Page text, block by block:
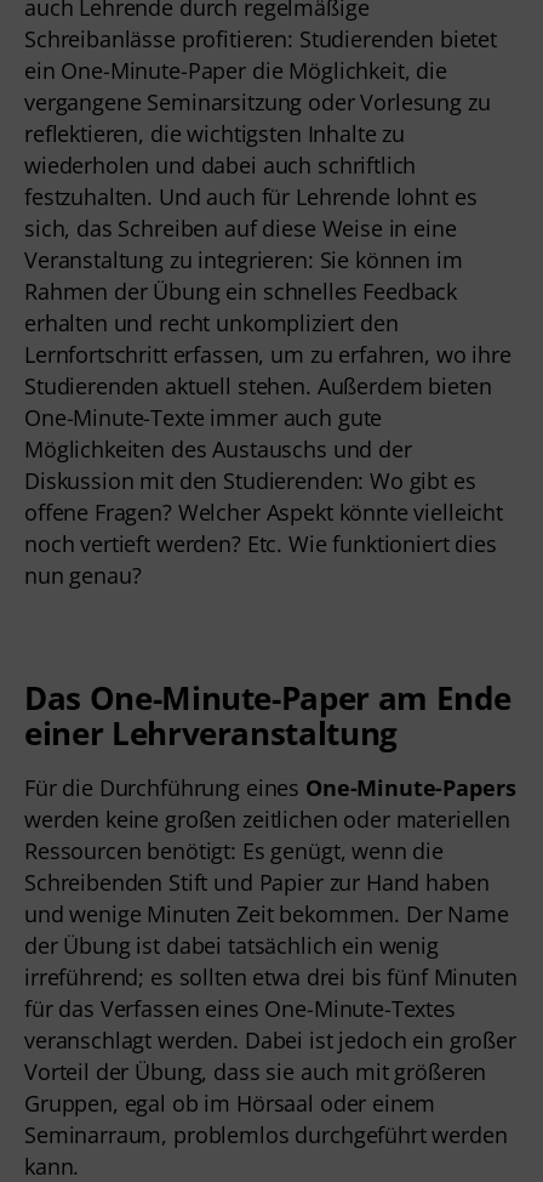
auch Lehrende durch regelmäßige
Schreibanlässe profitieren: Studierenden bietet
ein One-Minute-Paper die Möglichkeit, die
vergangene Seminarsitzung oder Vorlesung zu
reflektieren, die wichtigsten Inhalte zu
wiederholen und dabei auch schriftlich
festzuhalten. Und auch für Lehrende lohnt es
sich, das Schreiben auf diese Weise in eine
Veranstaltung zu integrieren: Sie können im
Rahmen der Übung ein schnelles Feedback
erhalten und recht unkompliziert den
Lernfortschritt erfassen, um zu erfahren, wo ihre
Studierenden aktuell stehen. Außerdem bieten
One-Minute-Texte immer auch gute
Möglichkeiten des Austauschs und der
Diskussion mit den Studierenden: Wo gibt es
offene Fragen? Welcher Aspekt könnte vielleicht
noch vertieft werden? Etc. Wie funktioniert dies
nun genau?
Das One-Minute-Paper am Ende
einer Lehrveranstaltung
Für die Durchführung eines One-Minute-Papers
werden keine großen zeitlichen oder materiellen
Ressourcen benötigt: Es genügt, wenn die
Schreibenden Stift und Papier zur Hand haben
und wenige Minuten Zeit bekommen. Der Name
der Übung ist dabei tatsächlich ein wenig
irreführend; es sollten etwa drei bis fünf Minuten
für das Verfassen eines One-Minute-Textes
veranschlagt werden. Dabei ist jedoch ein großer
Vorteil der Übung, dass sie auch mit größeren
Gruppen, egal ob im Hörsaal oder einem
Seminarraum, problemlos durchgeführt werden
kann.